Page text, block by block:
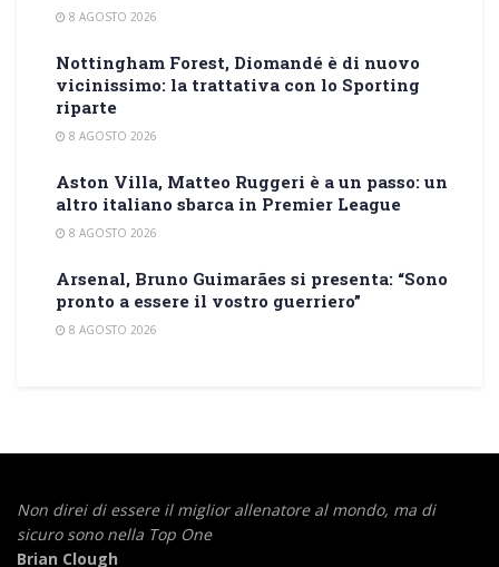
8 AGOSTO 2026
Nottingham Forest, Diomandé è di nuovo
vicinissimo: la trattativa con lo Sporting
riparte
8 AGOSTO 2026
Aston Villa, Matteo Ruggeri è a un passo: un
altro italiano sbarca in Premier League
8 AGOSTO 2026
Arsenal, Bruno Guimarães si presenta: “Sono
pronto a essere il vostro guerriero”
8 AGOSTO 2026
Non direi di essere il miglior allenatore al mondo, ma di
sicuro sono nella Top One
Brian Clough